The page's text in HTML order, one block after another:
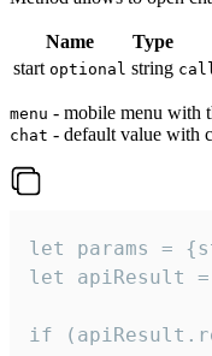
Name Type
start optional string call
menu - mobile menu with
chat - default value with
let params =
let apiResult =
if